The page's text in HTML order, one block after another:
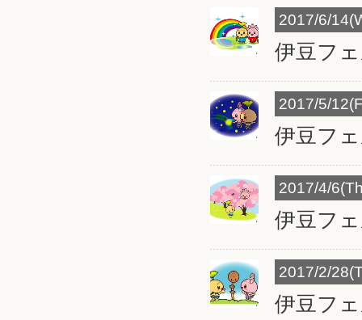
2017/6/
伊豆フ
2017/5/
伊豆フ
2017/4/
伊豆フ
2017/2/
伊豆フ